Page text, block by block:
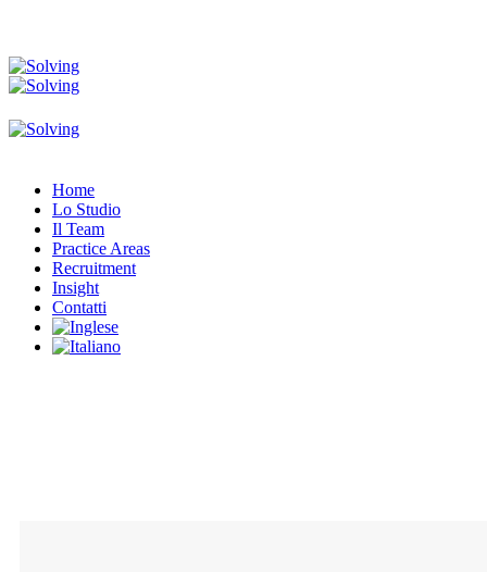
Home
Lo Studio
Il Team
Practice Areas
Recruitment
Insight
Contatti